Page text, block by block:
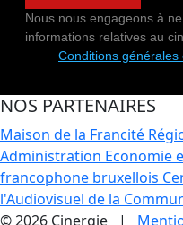
Nous nous engageons à
informations relatives au
Conditions
NOS PARTENAIRES
Maison de la Francité
Administration Economie
francophone bruxellois
l'Audiovisuel de la
© 2026 Cinergie |